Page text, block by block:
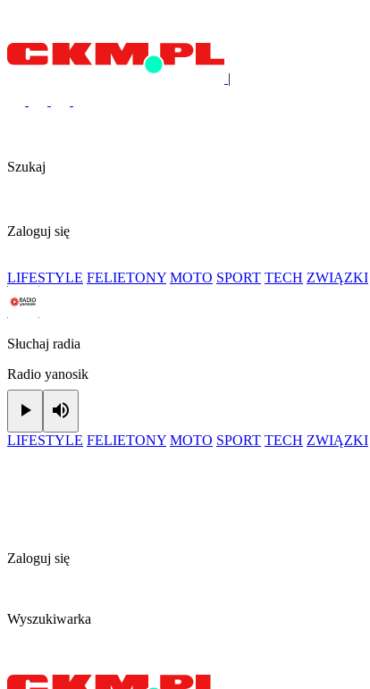
|
Szukaj
Zaloguj się
LIFESTYLE FELIETONY MOTO SPORT TECH ZWIĄZKI
Słuchaj radia
Radio yanosik
Play
LIFESTYLE FELIETONY MOTO SPORT TECH ZWIĄZKI
Zaloguj się
Wyszukiwarka